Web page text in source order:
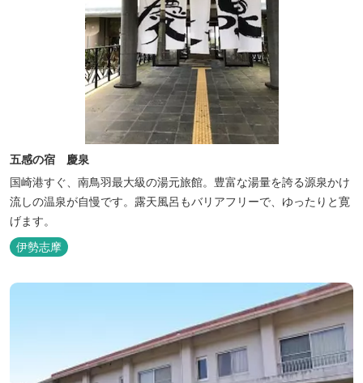
五感の宿 慶泉
国崎港すぐ、南鳥羽最大級の湯元旅館。豊富な湯量を誇る源泉かけ
流しの温泉が自慢です。露天風呂もバリアフリーで、ゆったりと寛
げます。
伊勢志摩